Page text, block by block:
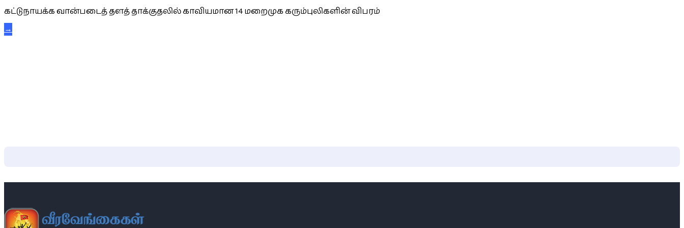
கட்டுநாயக்க வான்படைத் தளத் தாக்குதலில் காவியமான 14 மறைமுக கரும்புலிகளின் விபரம்
→